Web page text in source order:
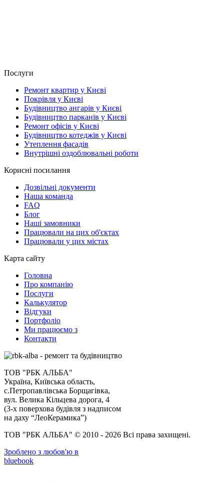
Послуги
Ремонт квартир у Києві
Покрівля у Києві
Будівництво ангарів у Києві
Будівництво парканів у Києві
Ремонт офісів у Києві
Будівництво котеджів у Києві
Утеплення фасадів
Внутрішні оздоблювальні роботи
Корисні посилання
Дозвільні документи
Наша команда
FAQ
Блог
Наші замовники
Працювали на цих об'єктах
Працювали у цих містах
Карта сайту
Головна
Про компанію
Послуги
Калькулятор
Відгуки
Портфоліо
Ми працюємо з
Контакти
ТОВ "РБК АЛЬБА"
Україна, Київська область,
с.Петропавлівська Борщагівка,
вул. Велика Кільцева дорога, 4
(3-х поверхова будівля з надписом
на даху “ЛеоКерамика”)
ТОВ "РБК АЛЬБА" © 2010 - 2026 Всі права захищені.
Зроблено з любов'ю в
bluebook